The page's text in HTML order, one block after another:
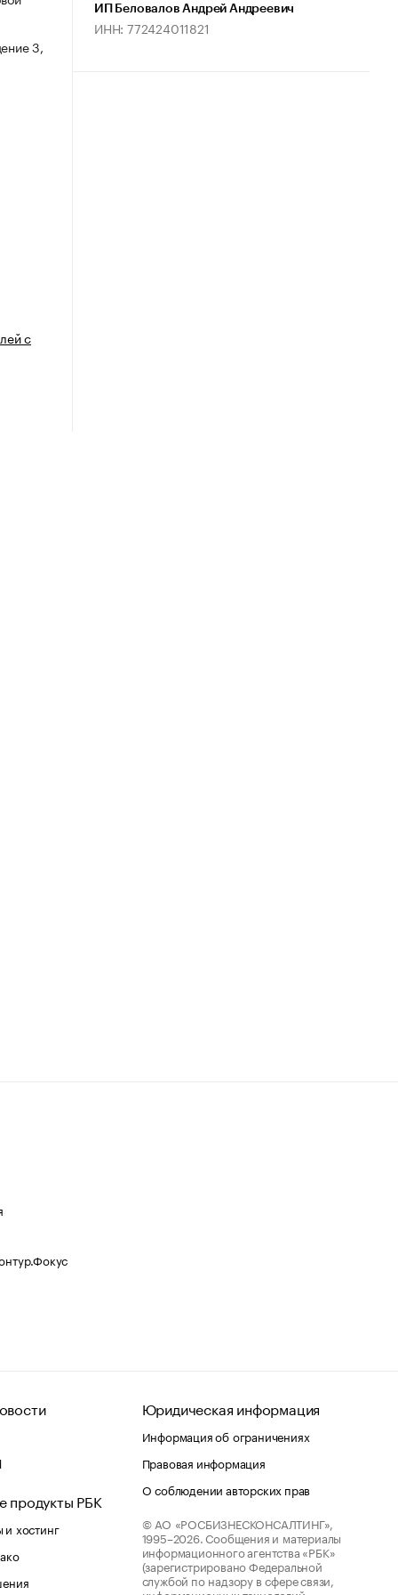
3,
с
ИП Беловалов Андрей Андреевич
ИНН: 772424011821
продукты РБК
хостинг
Юридическая информация
Информация об ограничениях
Правовая информация
О соблюдении авторских прав
© АО «РОСБИЗНЕСКОНСАЛТИНГ»,
1995–2026. Сообщения и материалы
информационного агентства «РБК»
(зарегистрировано Федеральной
службой по надзору в сфере связи,